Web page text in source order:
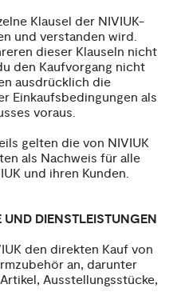
Klausel der NIVIUK-
und verstanden wird.
dieser Klauseln nicht
den Kaufvorgang nicht
ausdrücklich die
Einkaufsbedingungen als
voraus.
gelten die von NIVIUK
als Nachweis für alle
und ihren Kunden.
UND DIENSTLEISTUNGEN
den direkten Kauf von
an, darunter
Ausstellungsstücke,